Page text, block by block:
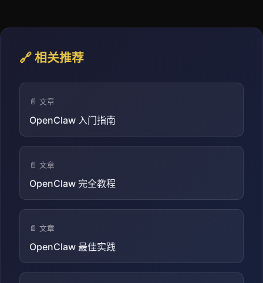
🔗 相关推荐
📄 文章
OpenClaw 入门指南
📄 文章
OpenClaw 完全教程
📄 文章
OpenClaw 最佳实践